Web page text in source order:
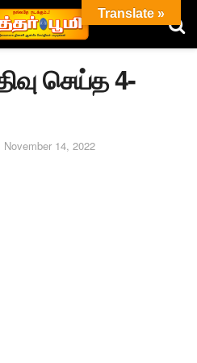
செய்த 4-
November 14, 2022
Translate »